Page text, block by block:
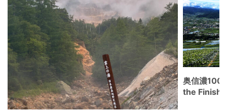
奥信濃100
the Finish